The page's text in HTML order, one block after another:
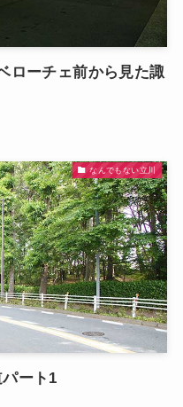
ーチェ前から見た諏
なんでもない立川
ート1